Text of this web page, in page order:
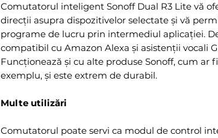
Comutatorul inteligent Sonoff Dual R3 Lite vă
direcții asupra dispozitivelor selectate și vă
programe de lucru prin intermediul aplicației.
compatibil cu Amazon Alexa și asistenții vocali
Funcționează și cu alte produse Sonoff, cum ar
exemplu, și este extrem de durabil.
Multe utilizări
Comutatorul poate servi ca modul de control